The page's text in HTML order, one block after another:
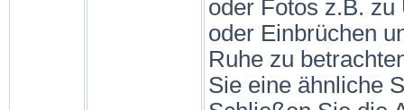
oder Fotos z.B.
oder Einbrüchen
Ruhe zu
Sie eine ähnliche